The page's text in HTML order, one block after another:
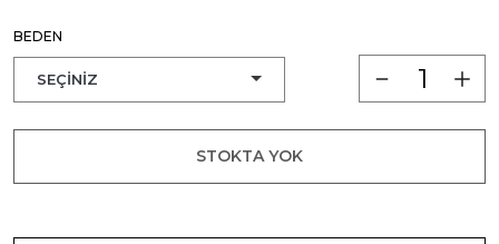
BEDEN
STOKTA YOK